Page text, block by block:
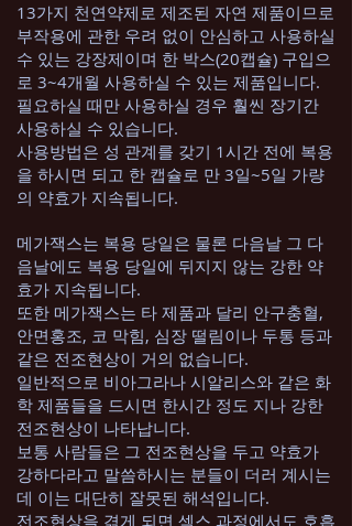
13가지 천연약제로 제조된 자연 제품이므로
부작용에 관한 우려 없이 안심하고 사용하실
수 있는 강장제이며 한 박스(20캡슐) 구입으
로 3~4개월 사용하실 수 있는 제품입니다.
필요하실 때만 사용하실 경우 훨씬 장기간
사용하실 수 있습니다.
사용방법은 성 관계를 갖기 1시간 전에 복용
을 하시면 되고 한 캡슐로 만 3일~5일 가량
의 약효가 지속됩니다.
메가잭스는 복용 당일은 물론 다음날 그 다
음날에도 복용 당일에 뒤지지 않는 강한 약
효가 지속됩니다.
또한 메가잭스는 타 제품과 달리 안구충혈,
안면홍조, 코 막힘, 심장 떨림이나 두통 등과
같은 전조현상이 거의 없습니다.
일반적으로 비아그라나 시알리스와 같은 화
학 제품들을 드시면 한시간 정도 지나 강한
전조현상이 나타납니다.
보통 사람들은 그 전조현상을 두고 약효가
강하다라고 말씀하시는 분들이 더러 계시는
데 이는 대단히 잘못된 해석입니다.
전조현상을 겪게 되면 섹스 과정에서도 호흡